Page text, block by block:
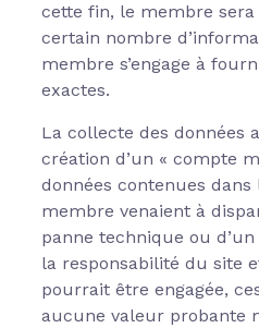
cette fin, le membre
certain nombre
membre s’engage à
exactes.
La collecte des données
création d’un « compte
données contenues
membre venaient à
panne technique ou
la responsabilité du site
pourrait être engagée,
aucune valeur probante